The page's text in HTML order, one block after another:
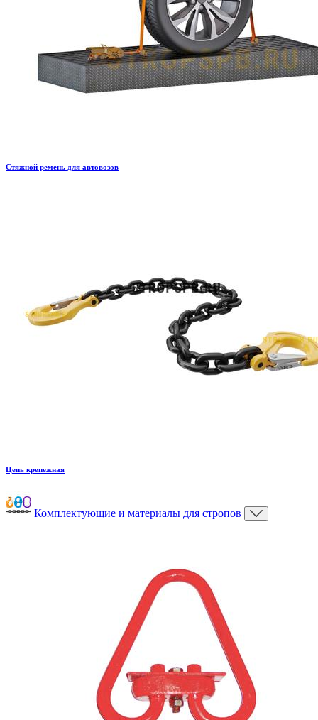
Стяжной ремень для автовозов
Цепь крепежная
Комплектующие и материалы для стропов